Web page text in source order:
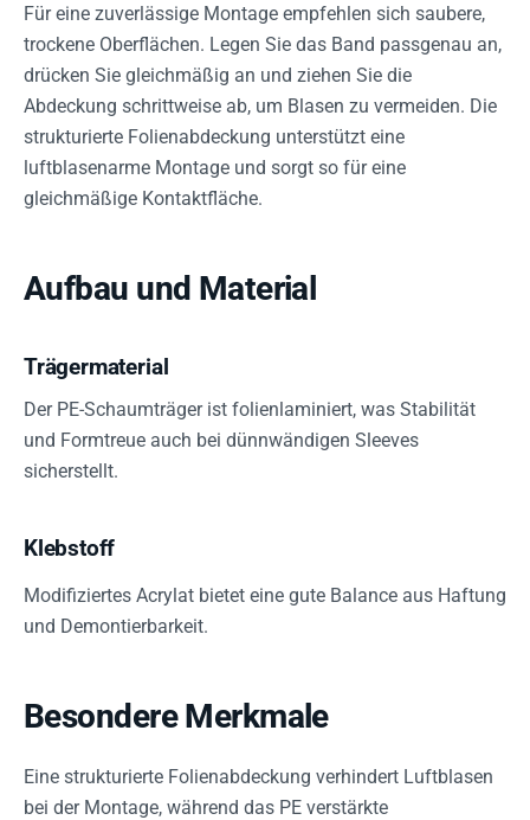
Für eine zuverlässige Montage empfehlen sich saubere,
trockene Oberflächen. Legen Sie das Band passgenau an,
drücken Sie gleichmäßig an und ziehen Sie die
Abdeckung schrittweise ab, um Blasen zu vermeiden. Die
strukturierte Folienabdeckung unterstützt eine
luftblasenarme Montage und sorgt so für eine
gleichmäßige Kontaktfläche.
Aufbau und Material
Trägermaterial
Der PE-Schaumträger ist folienlaminiert, was Stabilität
und Formtreue auch bei dünnwändigen Sleeves
sicherstellt.
Klebstoff
Modifiziertes Acrylat bietet eine gute Balance aus Haftung
und Demontierbarkeit.
Besondere Merkmale
Eine strukturierte Folienabdeckung verhindert Luftblasen
bei der Montage, während das PE verstärkte